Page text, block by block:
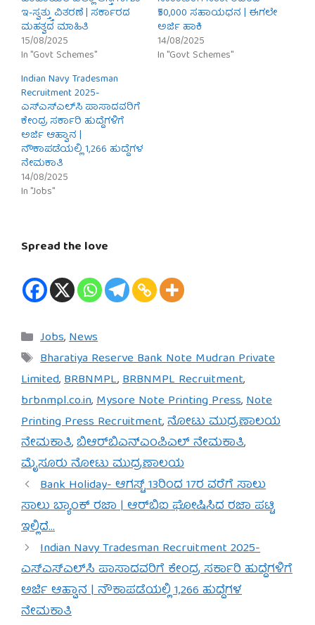
ಇ-ಸ್ವತ್ತ್ತು ವಿತರಣೆ | ಸರ್ಕಾರದ
ಮಹತ್ವದ ಮಾಹಿತಿ
15/08/2025
In "Govt Schemes"
₹50,000 ಸಹಾಯಧನ | ಈಗಲೇ
ಅರ್ಜಿ ಹಾಕಿ
14/08/2025
In "Govt Schemes"
Indian Navy Tradesman
Recruitment 2025-
ಎಸ್‌ಎಸ್‌ಎಲ್‌ಸಿ ಪಾಸಾದವರಿಗೆ
ಕೇಂದ್ರ ಸರ್ಕಾರಿ ಹುದ್ದೆಗಳಿಗೆ
ಅರ್ಜಿ ಆಹ್ವಾನ |
ನೌಕಾಪಡೆಯಲ್ಲಿ 1,266 ಹುದ್ದೆಗಳ
ನೇಮಕಾತಿ
14/08/2025
In "Jobs"
Spread the love
Categories
Jobs,News
Tags
Bharatiya Reserve Bank Note Mudran Private
Limited,BRBNMPL,BRBNMPL Recruitment,
brbnmpl.co.in,Mysore Note Printing Press,Note
Printing Press Recruitment,ನೋಟು ಮುದ್ರಣಾಲಯ
ನೇಮಕಾತಿ,ಬಿಆರ್‌ಬಿಎನ್‌ಎಂಪಿಎಲ್ ನೇಮಕಾತಿ,
ಮೈಸೂರು ನೋಟು ಮುದ್ರಣಾಲಯ
Bank Holiday- ಆಗಸ್ಟ್ 13ರಿಂದ 17ರ ವರೆಗೆ ಸಾಲು
ಸಾಲು ಬ್ಯಾಂಕ್ ರಜಾ | ಆರ್‌ಬಿಐ ಘೋಷಿಸಿದ ರಜಾ ಪಟ್ಟಿ
ಇಲ್ಲಿದೆ…
Indian Navy Tradesman Recruitment 2025-
ಎಸ್‌ಎಸ್‌ಎಲ್‌ಸಿ ಪಾಸಾದವರಿಗೆ ಕೇಂದ್ರ ಸರ್ಕಾರಿ ಹುದ್ದೆಗಳಿಗೆ
ಅರ್ಜಿ ಆಹ್ವಾನ | ನೌಕಾಪಡೆಯಲ್ಲಿ 1,266 ಹುದ್ದೆಗಳ
ನೇಮಕಾತಿ